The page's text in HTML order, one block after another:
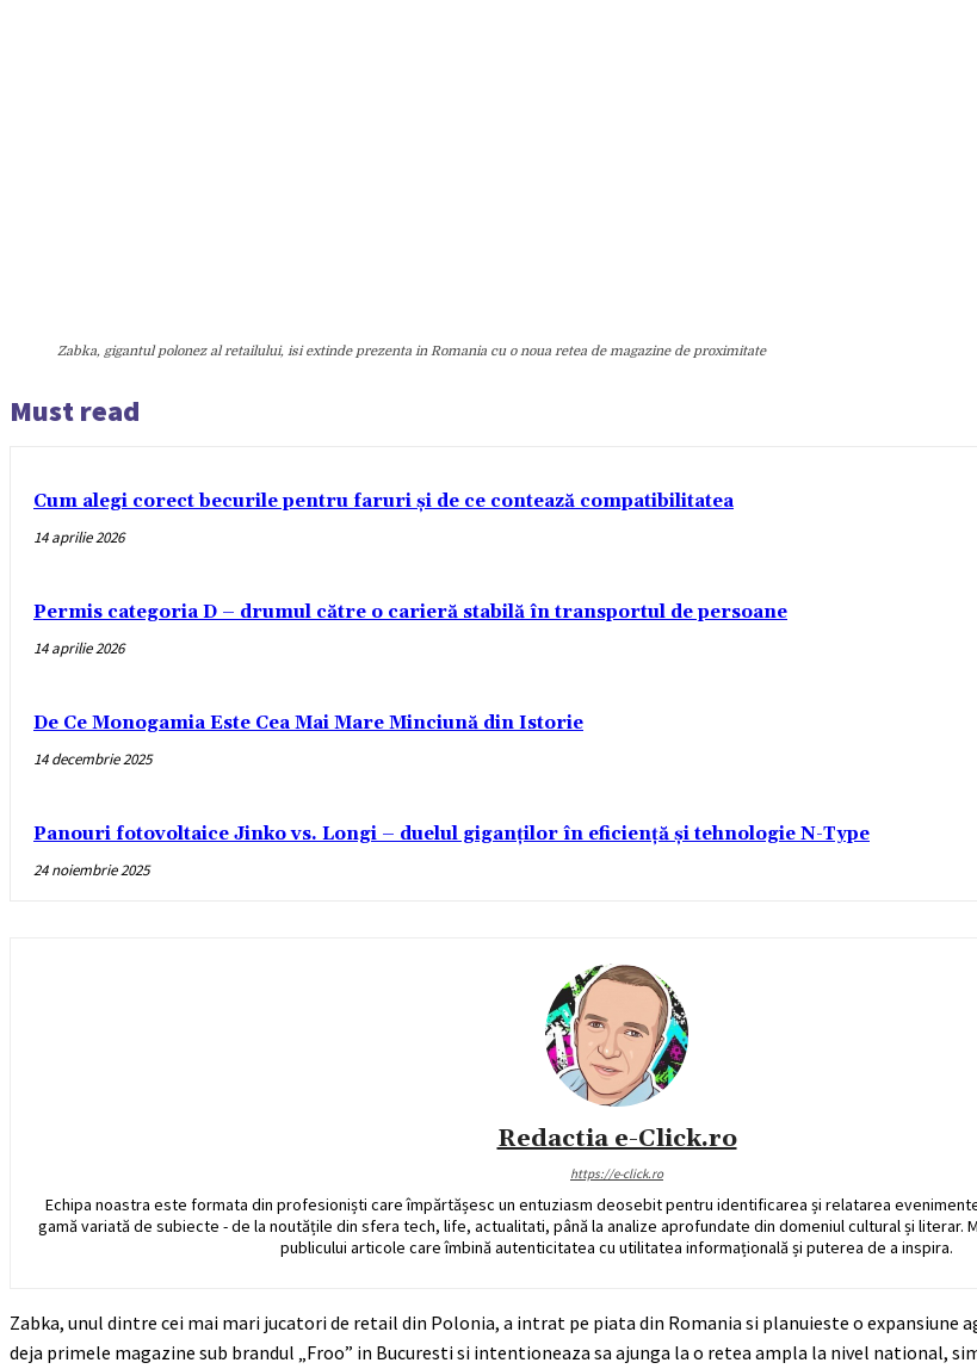
Zabka, gigantul polonez al retailului, isi extinde prezenta in Romania cu o noua retea de magazine de proximitate
Must read
Cum alegi corect becurile pentru faruri și de ce contează compatibilitatea
14 aprilie 2026
Permis categoria D – drumul către o carieră stabilă în transportul de persoane
14 aprilie 2026
De Ce Monogamia Este Cea Mai Mare Minciună din Istorie
14 decembrie 2025
Panouri fotovoltaice Jinko vs. Longi – duelul giganților în eficiență și tehnologie N-Type
24 noiembrie 2025
Redactia e-Click.ro
https://e-click.ro
Echipa noastra este formata din profesioniști care împărtășesc un entuziasm deosebit pentru identificarea și relatarea
gamă variată de subiecte - de la noutățile din sfera tech, life, actualitati, până la analize aprofundate din domeniul cultural și literar.
publicului articole care îmbină autenticitatea cu utilitatea informațională și puterea de a inspira.
Zabka, unul dintre cei mai mari jucatori de retail din Polonia, a intrat pe piata din Romania si planuieste o expansiune
deja primele magazine sub brandul „Froo” in Bucuresti si intentioneaza sa ajunga la o retea ampla la nivel national,